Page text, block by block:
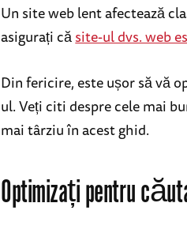
Un site web lent afectează
asigurați căsite-ul dvs. web
Din fericire, este ușor să vă
ul. Veți citi despre cele mai
mai târziu în acest ghid.
Optimizați pentru